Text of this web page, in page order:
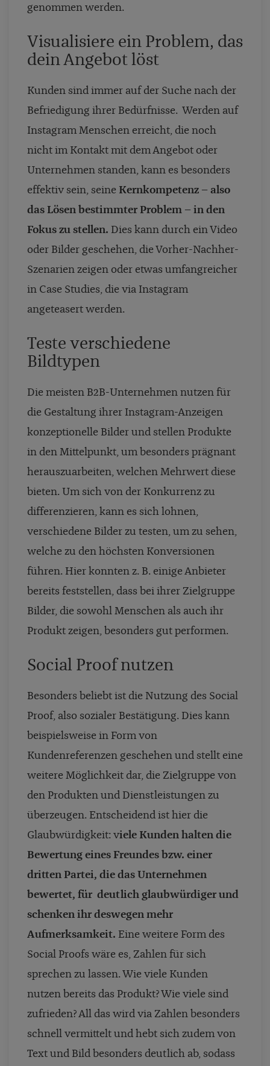
genommen werden.
Visualisiere ein Problem, das
dein Angebot löst
Kunden sind immer auf der Suche nach der
Befriedigung ihrer Bedürfnisse. Werden auf
Instagram Menschen erreicht, die noch
nicht im Kontakt mit dem Angebot oder
Unternehmen standen, kann es besonders
effektiv sein, seine Kernkompetenz – also
das Lösen bestimmter Problem – in den
Fokus zu stellen. Dies kann durch ein Video
oder Bilder geschehen, die Vorher-Nachher-
Szenarien zeigen oder etwas umfangreicher
in Case Studies, die via Instagram
angeteasert werden.
Teste verschiedene
Bildtypen
Die meisten B2B-Unternehmen nutzen für
die Gestaltung ihrer Instagram-Anzeigen
konzeptionelle Bilder und stellen Produkte
in den Mittelpunkt, um besonders prägnant
herauszuarbeiten, welchen Mehrwert diese
bieten. Um sich von der Konkurrenz zu
differenzieren, kann es sich lohnen,
verschiedene Bilder zu testen, um zu sehen,
welche zu den höchsten Konversionen
führen. Hier konnten z. B. einige Anbieter
bereits feststellen, dass bei ihrer Zielgruppe
Bilder, die sowohl Menschen als auch ihr
Produkt zeigen, besonders gut performen.
Social Proof nutzen
Besonders beliebt ist die Nutzung des Social
Proof, also sozialer Bestätigung. Dies kann
beispielsweise in Form von
Kundenreferenzen geschehen und stellt eine
weitere Möglichkeit dar, die Zielgruppe von
den Produkten und Dienstleistungen zu
überzeugen. Entscheidend ist hier die
Glaubwürdigkeit: viele Kunden halten die
Bewertung eines Freundes bzw. einer
dritten Partei, die das Unternehmen
bewertet, für deutlich glaubwürdiger und
schenken ihr deswegen mehr
Aufmerksamkeit. Eine weitere Form des
Social Proofs wäre es, Zahlen für sich
sprechen zu lassen. Wie viele Kunden
nutzen bereits das Produkt? Wie viele sind
zufrieden? All das wird via Zahlen besonders
schnell vermittelt und hebt sich zudem von
Text und Bild besonders deutlich ab, sodass